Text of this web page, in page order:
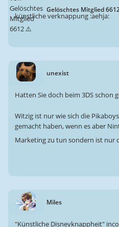
Gelöschtes Mitglied
künstliche verknappung :aehja:
unexist
Hatten Sie doch beim 3DS schon
Witzig ist nur wie sich die
gemacht haben, wenn es aber
Marketing zu tun sondern ist nur
Miles
"Künstliche Disneyknappheit"